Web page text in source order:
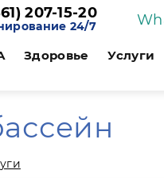
207-15-20
24/7
Здоровье Услуги